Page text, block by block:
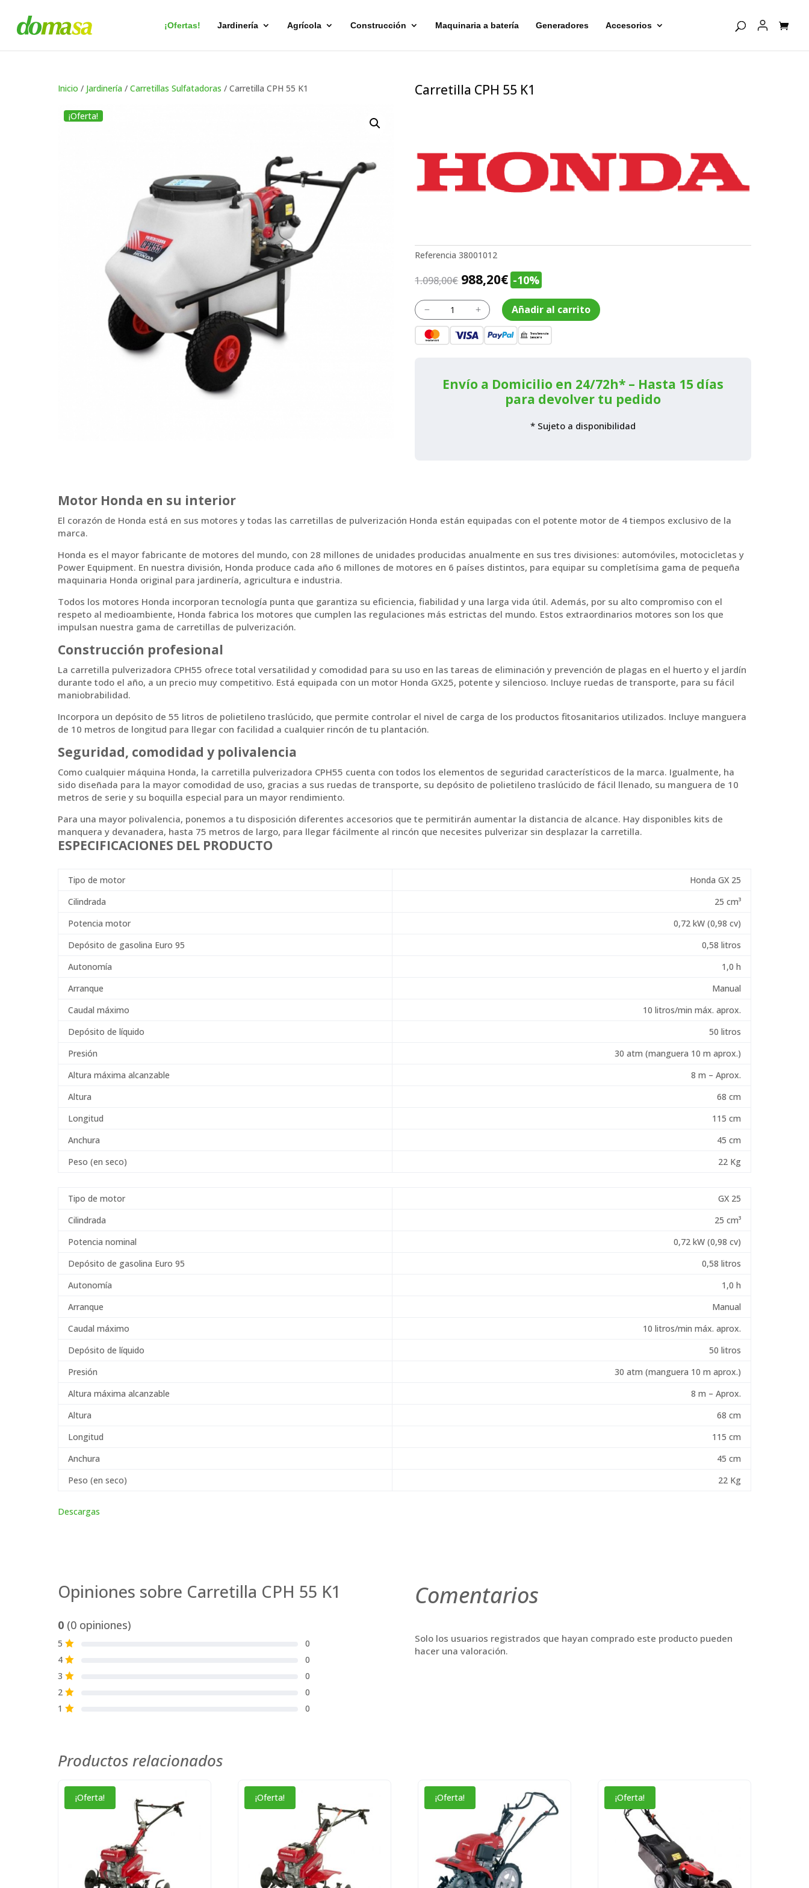
¡Ofertas! Jardinería Agrícola Construcción Maquinaria a batería Generadores Accesorios
Inicio / Jardinería / Carretillas Sulfatadoras / Carretilla CPH 55 K1
¡Oferta!
Carretilla CPH 55 K1
Referencia38001012
1.098,00€ El
precio
original
era:
1.098,00€.
988,20€El
precio
actual
es:
988,20€.
-10%
K
Carretilla
CPH
55
K1
L Añadir al carrito
Envío a Domicilio en 24/72h* – Hasta 15 días
para devolver tu pedido
* Sujeto a disponibilidad
Motor Honda en su interior
El corazón de Honda está en sus motores y todas las carretillas de pulverización Honda están equipadas con el potente motor de 4 tiempos exclusivo de la
marca.
Honda es el mayor fabricante de motores del mundo, con 28 millones de unidades producidas anualmente en sus tres divisiones: automóviles, motocicletas y
Power Equipment. En nuestra división, Honda produce cada año 6 millones de motores en 6 países distintos, para equipar su completísima gama de pequeña
maquinaria Honda original para jardinería, agricultura e industria.
Todos los motores Honda incorporan tecnología punta que garantiza su eficiencia, fiabilidad y una larga vida útil. Además, por su alto compromiso con el
respeto al medioambiente, Honda fabrica los motores que cumplen las regulaciones más estrictas del mundo. Estos extraordinarios motores son los que
impulsan nuestra gama de carretillas de pulverización.
Construcción profesional
La carretilla pulverizadora CPH55 ofrece total versatilidad y comodidad para su uso en las tareas de eliminación y prevención de plagas en el huerto y el jardín
durante todo el año, a un precio muy competitivo. Está equipada con un motor Honda GX25, potente y silencioso. Incluye ruedas de transporte, para su fácil
maniobrabilidad.
Incorpora un depósito de 55 litros de polietileno traslúcido, que permite controlar el nivel de carga de los productos fitosanitarios utilizados. Incluye manguera
de 10 metros de longitud para llegar con facilidad a cualquier rincón de tu plantación.
Seguridad, comodidad y polivalencia
Como cualquier máquina Honda, la carretilla pulverizadora CPH55 cuenta con todos los elementos de seguridad característicos de la marca. Igualmente, ha
sido diseñada para la mayor comodidad de uso, gracias a sus ruedas de transporte, su depósito de polietileno traslúcido de fácil llenado, su manguera de 10
metros de serie y su boquilla especial para un mayor rendimiento.
Para una mayor polivalencia, ponemos a tu disposición diferentes accesorios que te permitirán aumentar la distancia de alcance. Hay disponibles kits de
manquera y devanadera, hasta 75 metros de largo, para llegar fácilmente al rincón que necesites pulverizar sin desplazar la carretilla.
ESPECIFICACIONES DEL PRODUCTO
Tipo de motor
Honda GX 25
Cilindrada
25 cm³
Potencia motor
0,72 kW (0,98 cv)
Depósito de gasolina Euro 95
0,58 litros
Autonomía
1,0 h
Arranque
Manual
Caudal máximo
10 litros/min máx. aprox.
Depósito de líquido
50 litros
Presión
30 atm (manguera 10 m aprox.)
Altura máxima alcanzable
8 m – Aprox.
Altura
68 cm
Longitud
115 cm
Anchura
45 cm
Peso (en seco)
22 Kg
Tipo de motor
GX 25
Cilindrada
25 cm³
Potencia nominal
0,72 kW (0,98 cv)
Depósito de gasolina Euro 95
0,58 litros
Autonomía
1,0 h
Arranque
Manual
Caudal máximo
10 litros/min máx. aprox.
Depósito de líquido
50 litros
Presión
30 atm (manguera 10 m aprox.)
Altura máxima alcanzable
8 m – Aprox.
Altura
68 cm
Longitud
115 cm
Anchura
45 cm
Peso (en seco)
22 Kg
Descargas
Opiniones sobre Carretilla CPH 55 K1
0 (0 opiniones)
5 S
0
4 S
0
3 S
0
2 S
0
1 S 0
Comentarios
Solo los usuarios registrados que hayan comprado este producto pueden
hacer una valoración.
Productos relacionados
¡Oferta! ¡Oferta! ¡Oferta! ¡Oferta!